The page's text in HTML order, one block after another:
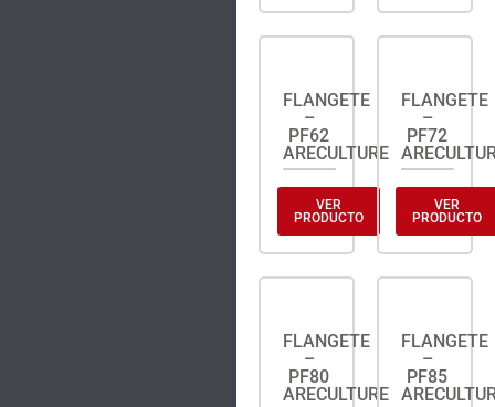
FLANGETE
–
PF62
ARECULTURE
VER
PRODUCTO
FLANGETE
–
PF72
VER
PRODUCTO
FLANGETE
–
PF80
ARECULTURE
FLANGETE
–
PF85